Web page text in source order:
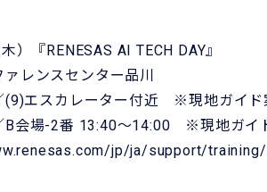
『RENESAS AI TECH DAY』
レンスセンター品川
(9)エスカレーター付近 ※現地ガイド
B会場-2番 13:40～14:00 ※現地ガイ
jp/ja/support/